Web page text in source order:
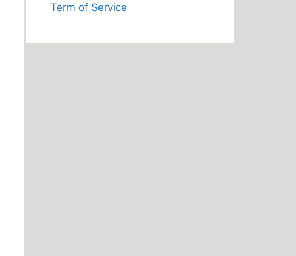
Term of Service